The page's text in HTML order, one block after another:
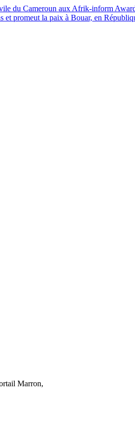
du Cameroun aux Afrik-inform
et promeut la paix à Bouar, en
Marron,